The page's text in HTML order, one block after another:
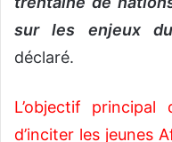
sur les enjeux du
déclaré.
L’objectif
d’inciter les jeunes